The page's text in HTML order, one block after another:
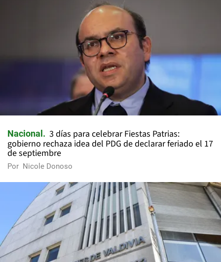
Nacional
3 días para celebrar Fiestas Patrias:
gobierno rechaza idea del PDG de declarar feriado el 17
de septiembre
Por Nicole Donoso